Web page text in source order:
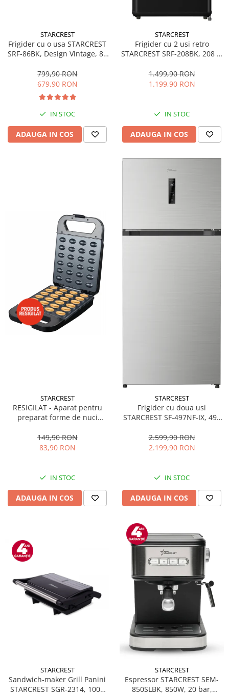
STARCREST
Frigider cu o usa STARCREST
SRF-86BK, Design Vintage, 85
interioara, H 84 cm, Negru
799,90 RON
679,90 RON
IN STOC
ADAUGA IN COS
STARCREST
Frigider cu 2 usi retro
STARCREST SRF-208BK, 208 L,
Iluminare LED, Termostat
Reglabil, H 147 cm, Negru
1.499,90 RON
1.199,90 RON
IN STOC
ADAUGA IN COS
STARCREST
RESIGILAT - Aparat pentru
preparat forme de nuci
forme, 1400W, Indicator
luminos, Placi antiaderente,
149,90 RON
83,90 RON
IN STOC
ADAUGA IN COS
STARCREST
Frigider cu doua usi
STARCREST SF-497NF-IX, 497
Inverter, Clasa E, Display,
Functie super racire, Blocare
2.599,90 RON
2.199,90 RON
IN STOC
ADAUGA IN COS
STARCREST
Sandwich-maker Grill Panini
STARCREST SGR-2314, 1000
STARCREST
Espressor STARCREST SEM-
850SLBK, 850W, 20 bar,